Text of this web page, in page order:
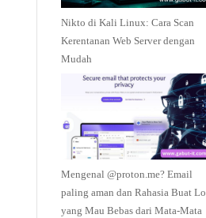
Nikto di Kali Linux: Cara Scan
Kerentanan Web Server dengan
Mudah
Mengenal @proton.me? Email
paling aman dan Rahasia Buat Lo
yang Mau Bebas dari Mata-Mata